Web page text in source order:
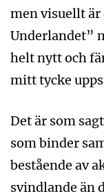
men visuellt är
Underlandet”
helt nytt och
mitt tycke
Det är som
som binder
bestående av
svindlande än